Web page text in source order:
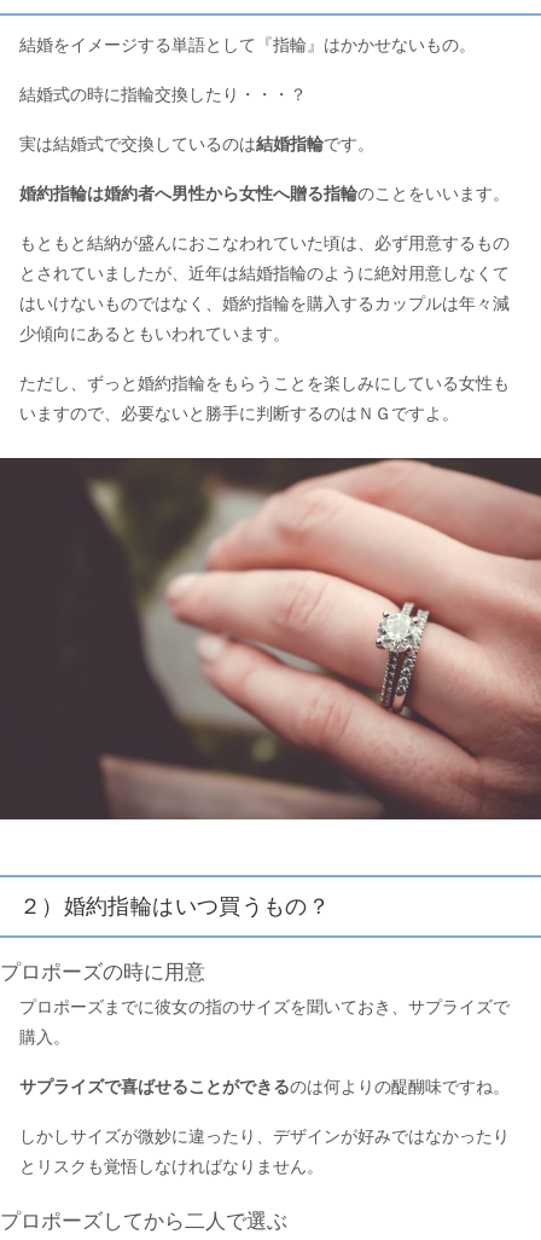
結婚をイメージする単語として『指輪』はかかせないもの。
結婚式の時に指輪交換したり・・・？
実は結婚式で交換しているのは結婚指輪です。
婚約指輪は婚約者へ男性から女性へ贈る指輪のことをいいます。
もともと結納が盛んにおこなわれていた頃は、必ず用意するもの
とされていましたが、近年は結婚指輪のように絶対用意しなくて
はいけないものではなく、婚約指輪を購入するカップルは年々減
少傾向にあるともいわれています。
ただし、ずっと婚約指輪をもらうことを楽しみにしている女性も
いますので、必要ないと勝手に判断するのはＮＧですよ。
２）婚約指輪はいつ買うもの？
プロポーズの時に用意
プロポーズまでに彼女の指のサイズを聞いておき、サプライズで
購入。
サプライズで喜ばせることができるのは何よりの醍醐味ですね。
しかしサイズが微妙に違ったり、デザインが好みではなかったり
とリスクも覚悟しなければなりません。
プロポーズしてから二人で選ぶ